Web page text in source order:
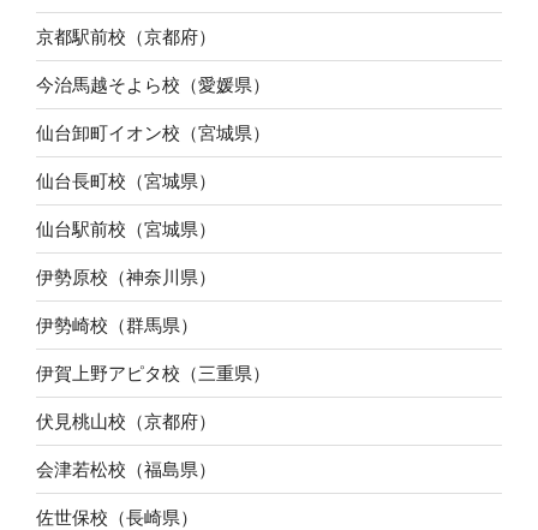
京都駅前校（京都府）
今治馬越そよら校（愛媛県）
仙台卸町イオン校（宮城県）
仙台長町校（宮城県）
仙台駅前校（宮城県）
伊勢原校（神奈川県）
伊勢崎校（群馬県）
伊賀上野アピタ校（三重県）
伏見桃山校（京都府）
会津若松校（福島県）
佐世保校（長崎県）